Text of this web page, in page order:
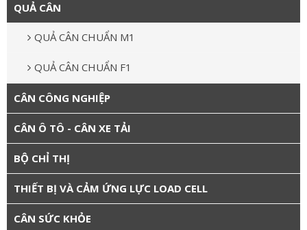
QUẢ CÂN
QUẢ CÂN CHUẨN M1
QUẢ CÂN CHUẨN F1
CÂN CÔNG NGHIỆP
CÂN Ô TÔ - CÂN XE TẢI
BỘ CHỈ THỊ
THIẾT BỊ VÀ CẢM ỨNG LỰC LOAD CELL
CÂN SỨC KHỎE